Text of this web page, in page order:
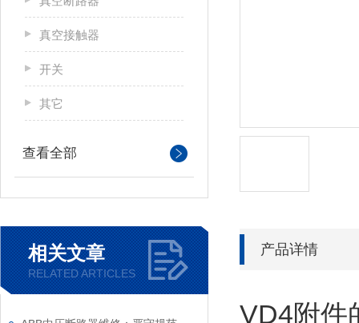
真空接触器
开关
其它
查看全部
相关文章
RELATED ARTICLES
产品详情
VD4附件